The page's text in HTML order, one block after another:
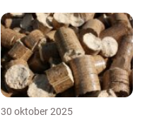
30 oktober 2025